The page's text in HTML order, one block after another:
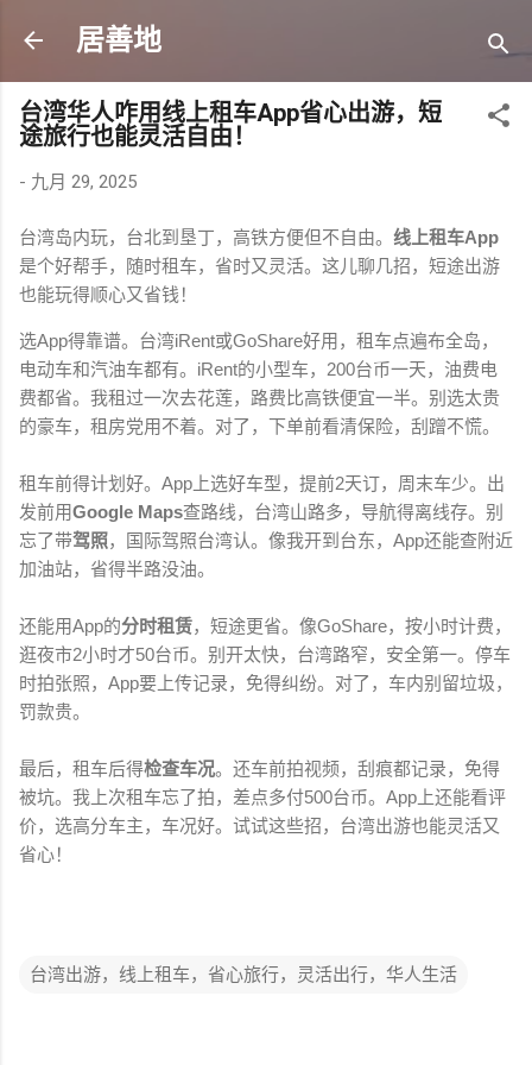
居善地
台湾华人咋用线上租车App省心出游，短
途旅行也能灵活自由！
- 九月 29, 2025
台湾岛内玩，台北到垦丁，高铁方便但不自由。 线上租车App
是个好帮手，随时租车，省时又灵活。这儿聊几招，短途出游
也能玩得顺心又省钱！
选App得靠谱。台湾iRent或GoShare好用，租车点遍布全岛，
电动车和汽油车都有。iRent的小型车，200台币一天，油费电
费都省。我租过一次去花莲，路费比高铁便宜一半。别选太贵
的豪车，租房党用不着。对了，下单前看清保险，刮蹭不慌。
租车前得计划好。App上选好车型，提前2天订，周末车少。出
发前用Google Maps查路线，台湾山路多，导航得离线存。别
忘了带驾照，国际驾照台湾认。像我开到台东，App还能查附近
加油站，省得半路没油。
还能用App的分时租赁，短途更省。像GoShare，按小时计费，
逛夜市2小时才50台币。别开太快，台湾路窄，安全第一。停车
时拍张照，App要上传记录，免得纠纷。对了，车内别留垃圾，
罚款贵。
最后，租车后得检查车况。还车前拍视频，刮痕都记录，免得
被坑。我上次租车忘了拍，差点多付500台币。App上还能看评
价，选高分车主，车况好。试试这些招，台湾出游也能灵活又
省心！
台湾出游，线上租车，省心旅行，灵活出行，华人生活